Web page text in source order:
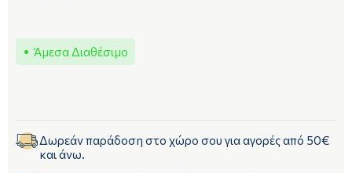
Άμεσα Διαθέσιμο
Δωρεάν παράδοση στο χώρο σου για αγορές από 50€
και άνω.